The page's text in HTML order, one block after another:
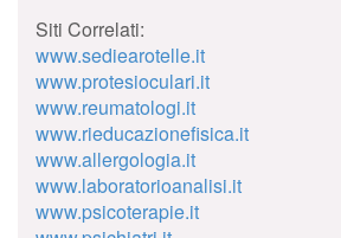
Siti Correlati:
www.sediearotelle.it
www.protesioculari.it
www.reumatologi.it
www.rieducazionefisica.it
www.allergologia.it
www.laboratorioanalisi.it
www.psicoterapie.it